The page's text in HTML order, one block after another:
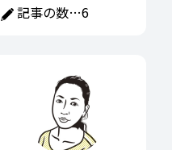
かに戦国武将の子育て術に
学ぶ日々。趣味と家族の間
記事の数…6